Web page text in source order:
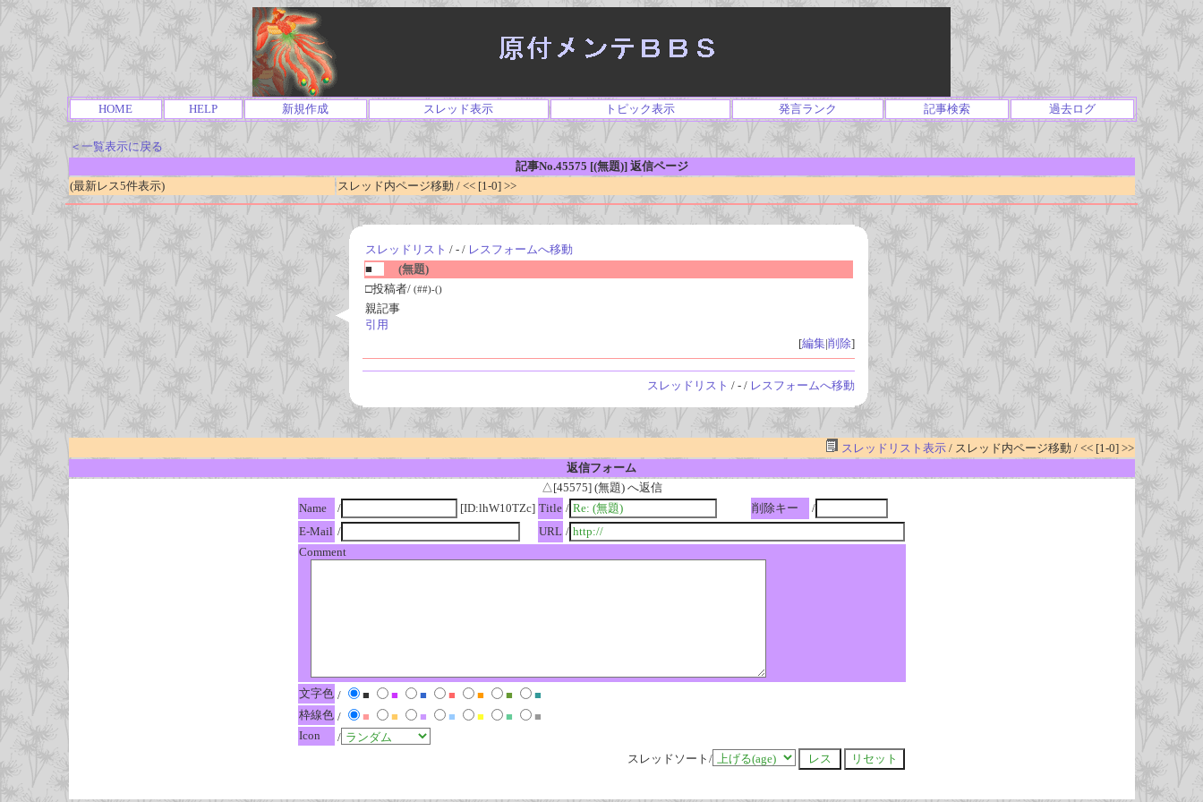
HOME HELP 新規作成 スレッド表示 トピック表示 発言ランク 記事検索 過去ログ
＜一覧表示に戻る
記事No.45575 [(無題)] 返信ページ
(最新レス5件表示)
スレッド内ページ移動 / << [1-0] >>
スレッドリスト / - / レスフォームへ移動
■
(無題)
□投稿者/ (##)-()
親記事
引用
[編集|削除]
スレッドリスト / - / レスフォームへ移動
スレッドリスト表示/ スレッド内ページ移動 / << [1-0] >>
返信フォーム
△[45575] (無題) へ返信
Name
/ [ID:lhW10TZc] Title / 削除キー
/
E-Mail / URL /
Comment
文字色 / ■ ■ ■ ■ ■ ■
■
枠線色 / ■ ■ ■ ■ ■ ■
■
Icon
/
スレッドソート/